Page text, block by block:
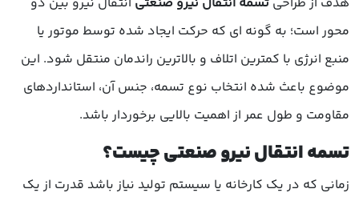
محور است؛ به گونه ای که حرکت ایجاد شده توسط موتور یا
منبع انرژی با کمترین اتلاف و بالاترین راندمان منتقل شود. این
موضوع باعث شده انتخاب نوع تسمه، جنس آن، استانداردهای
مقاومت و طول عمر از اهمیت بالایی برخوردار باشد.
تسمه انتقال نیرو صنعتی چیست؟
زمانی که در یک کارخانه یا سیستم تولید نیاز باشد قدرت از یک